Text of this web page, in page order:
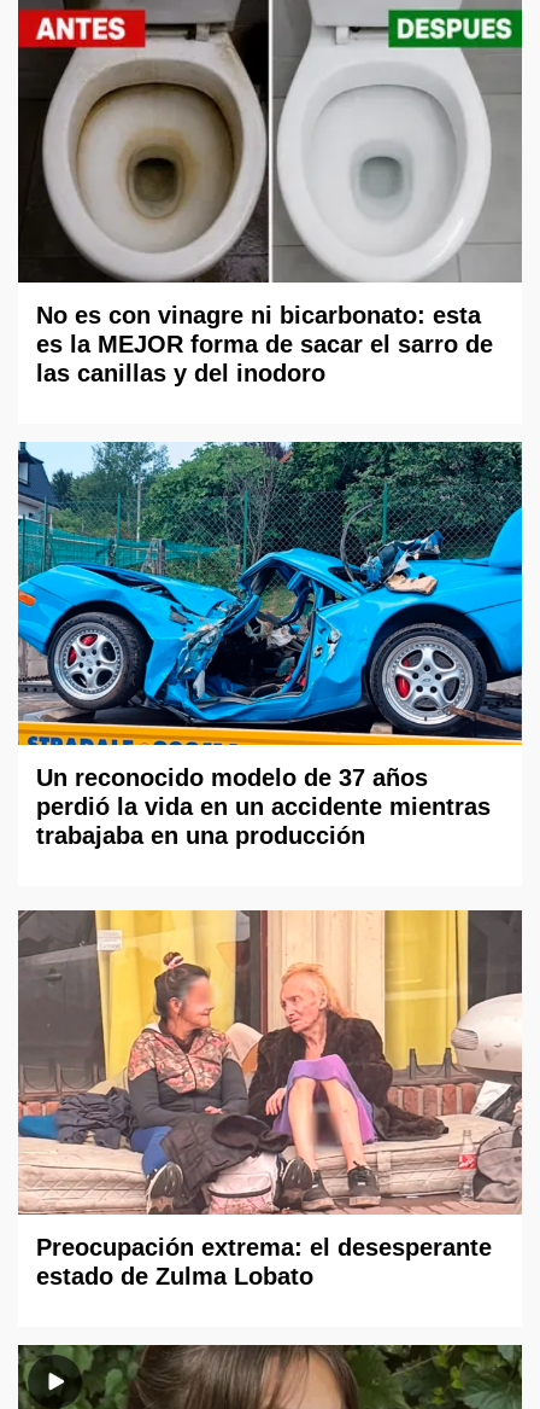
No es con vinagre ni bicarbonato: esta
es la MEJOR forma de sacar el sarro de
las canillas y del inodoro
Un reconocido modelo de 37 años
perdió la vida en un accidente mientras
trabajaba en una producción
Preocupación extrema: el desesperante
estado de Zulma Lobato